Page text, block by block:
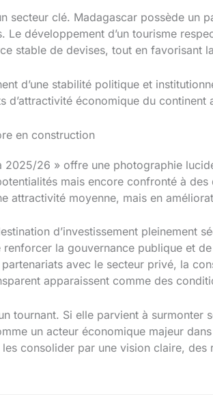
secteur clé. Madagascar possède un
développement d’un tourisme
stable de devises, tout en favorisant
d’une stabilité politique et
d’attractivité économique du continent
en construction
2025/26 » offre une photographie
mais encore confronté à
attractivité moyenne, mais en
d’investissement pleinement
la gouvernance publique et
avec le secteur privé, la
apparaissent comme des
tournant. Si elle parvient à
un acteur économique majeur
consolider par une vision claire,